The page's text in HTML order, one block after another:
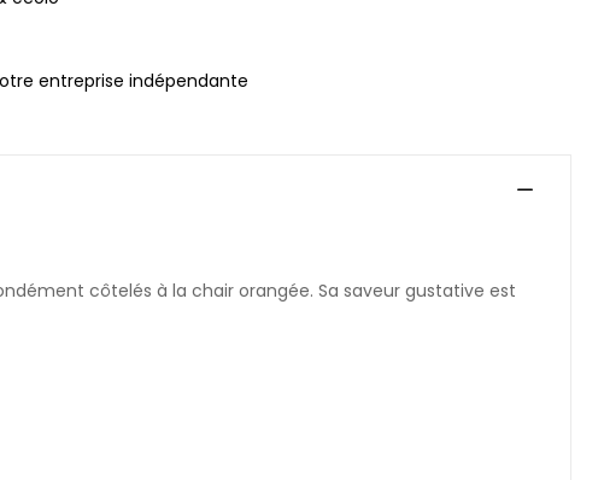
entreprise indépendante
côtelés à la chair orangée. Sa saveur gustative est